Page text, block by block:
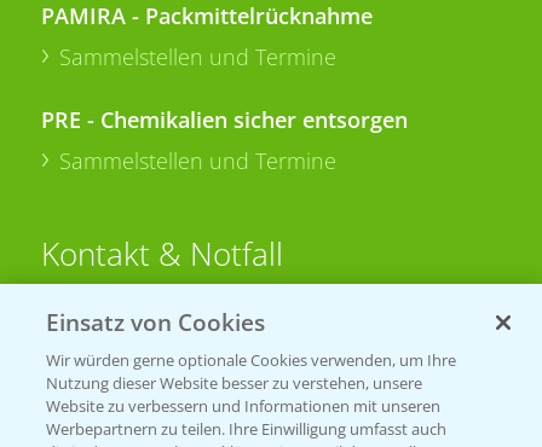
PAMIRA - Packmittelrücknahme
Sammelstellen und Termine
PRE - Chemikalien sicher entsorgen
Sammelstellen und Termine
Kontakt & Notfall
Beratung auf WhatsApp
T.+49 (0)174 346 564 1
KONTAKT
Einsatz von Cookies
Wir würden gerne optionale Cookies verwenden, um Ihre
Nutzung dieser Website besser zu verstehen, unsere
Website zu verbessern und Informationen mit unseren
Werbepartnern zu teilen. Ihre Einwilligung umfasst auch